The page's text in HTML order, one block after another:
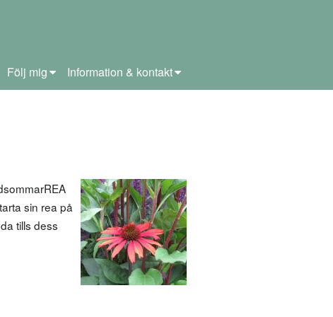
Följ mig Information & kontakt
sin rea på
tills dess